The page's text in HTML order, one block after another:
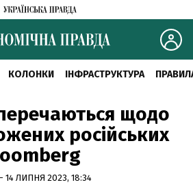
КОЛОНКИ ІНФРАСТРУКТУРА
щодо
російських
14 ЛИПНЯ 2023, 18:34